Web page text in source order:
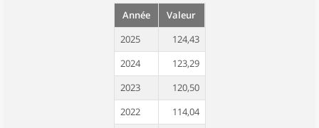
Année
Valeur
2025
124,43
2024
123,29
2023
120,50
2022
114,04